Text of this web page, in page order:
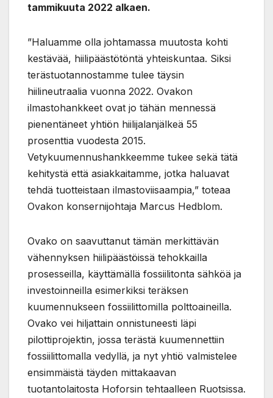
tammikuuta 2022 alkaen.
”Haluamme olla johtamassa muutosta kohti
kestävää, hiilipäästötöntä yhteiskuntaa. Siksi
terästuotannostamme tulee täysin
hiilineutraalia vuonna 2022. Ovakon
ilmastohankkeet ovat jo tähän mennessä
pienentäneet yhtiön hiilijalanjälkeä 55
prosenttia vuodesta 2015.
Vetykuumennushankkeemme tukee sekä tätä
kehitystä että asiakkaitamme, jotka haluavat
tehdä tuotteistaan ilmastoviisaampia,” toteaa
Ovakon konsernijohtaja Marcus Hedblom.
Ovako on saavuttanut tämän merkittävän
vähennyksen hiilipäästöissä tehokkailla
prosesseilla, käyttämällä fossiilitonta sähköä ja
investoinneilla esimerkiksi teräksen
kuumennukseen fossiilittomilla polttoaineilla.
Ovako vei hiljattain onnistuneesti läpi
pilottiprojektin, jossa terästä kuumennettiin
fossiilittomalla vedyllä, ja nyt yhtiö valmistelee
ensimmäistä täyden mittakaavan
tuotantolaitosta Hoforsin tehtaalleen Ruotsissa.